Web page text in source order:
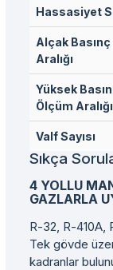
Hassasiyet
Alçak
Aralığı
Yüksek
Ölçüm Aralığı
Valf Sayısı
Sıkça
4 YOLLU
GAZLARLA
R-32, R-410A,
Tek gövde
kadranlar